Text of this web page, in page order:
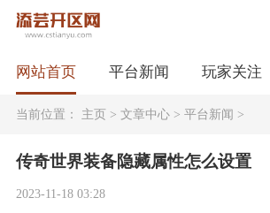
网站首页 平台新闻 玩家关注
当前位置： 主页> 文章中心> 平台新闻 >
传奇世界装备隐藏属性怎么设置
2023-11-18 03:28